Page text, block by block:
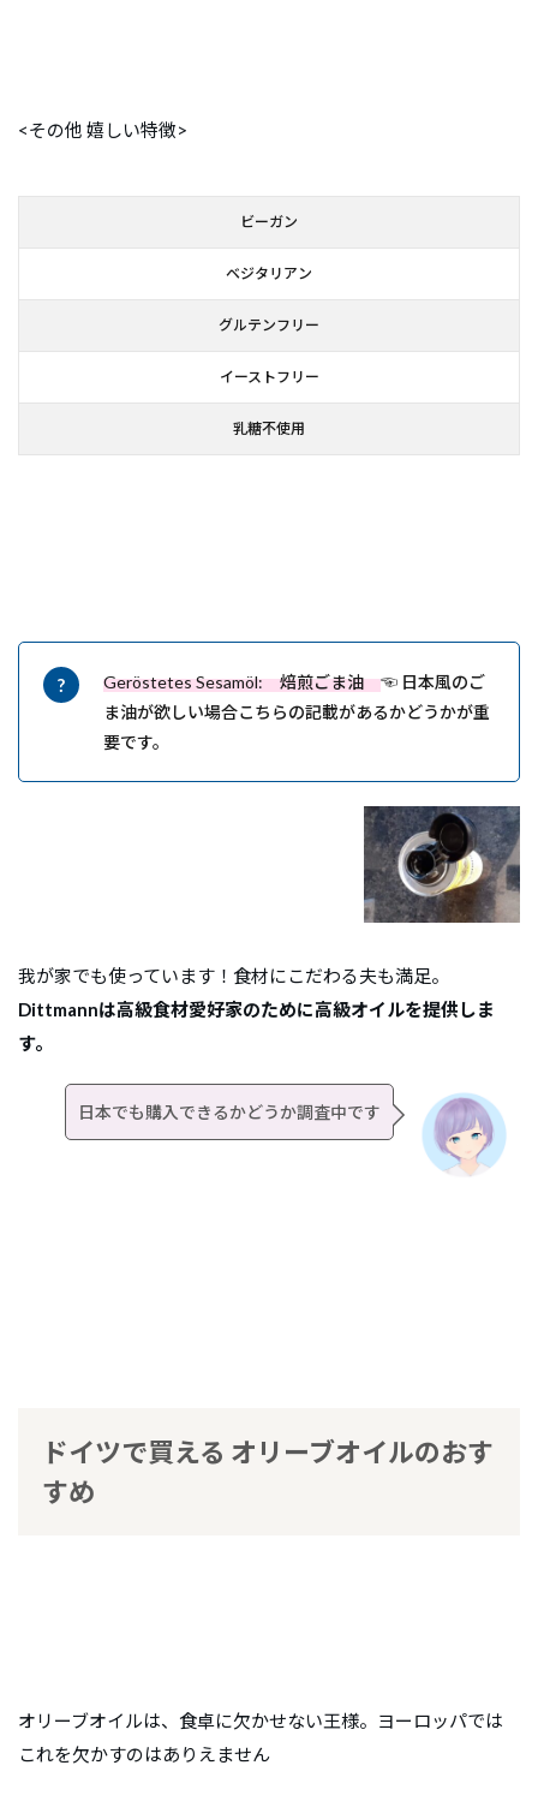
<その他 嬉しい特徴>
ビーガン
ベジタリアン
グルテンフリー
イーストフリー
乳糖不使用
Geröstetes Sesamöl: 焙煎ごま油☜ 日本風のご
ま油が欲しい場合こちらの記載があるかどうかが重
要です。
我が家でも使っています！食材にこだわる夫も満足。
Dittmannは高級食材愛好家のために高級オイルを提供しま
す。
日本でも購入できるかどうか調査中です
ドイツで買える オリーブオイルのおす
すめ
オリーブオイルは、食卓に欠かせない王様。ヨーロッパでは
これを欠かすのはありえません